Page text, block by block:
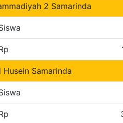
2 Samarinda
Husein Samarinda